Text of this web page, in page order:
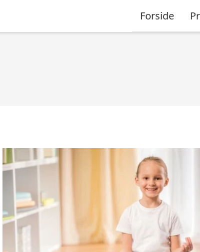
Forside